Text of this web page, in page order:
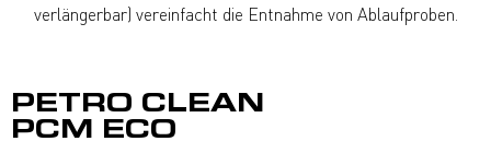
verlängerbar) vereinfacht die Entnahme von Ablaufproben.
PETRO CLEAN
PCM ECO